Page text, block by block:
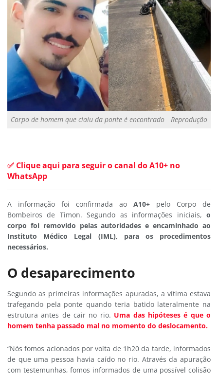
Corpo de homem que ciaiu da ponte é encontrado Reprodução
✅ Clique aqui para seguir o canal do A10+ no
WhatsApp
A informação foi confirmada ao A10+ pelo Corpo de
Bombeiros de Timon. Segundo as informações iniciais, o
corpo foi removido pelas autoridades e encaminhado ao
Instituto Médico Legal (IML), para os procedimentos
necessários.
O desaparecimento
Segundo as primeiras informações apuradas, a vítima estava
trafegando pela ponte quando teria batido lateralmente na
estrutura antes de cair no rio. Uma das hipóteses é que o
homem tenha passado mal no momento do deslocamento.
“Nós fomos acionados por volta de 1h20 da tarde, informados
de que uma pessoa havia caído no rio. Através da apuração
com testemunhas, fomos informados de uma possível colisão